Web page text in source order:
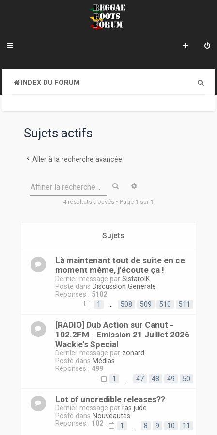
INDEX DU FORUM
Sujets actifs
Aller à la recherche avancée
Affiner la recherche… Rechercher
4 résultats trouvés • Page 1 sur 1
Sujets
Là maintenant tout de suite en ce
moment même, j'écoute ça !
Dernier message par SistarolK
Posté dans Discussion Générale
Réponses : 5102
1
508 509 510 511
[RADIO] Dub Action sur Canut -
102.2FM - Emission 21 Juillet 2026
Wackie's Special
Dernier message par zonard
Posté dans Médias
Réponses : 499
1
47 48 49 50
Lot of uncredible releases??
Dernier message par ras jude
Posté dans Nouveautés
Réponses : 102 1 8 9 10 11